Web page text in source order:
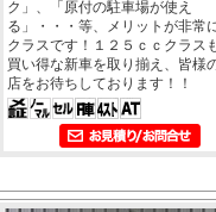
ク」、「原付の駐車場が使え
る」・・・等、メリットが非常
クラスです！１２５ｃｃクラス
買い得な新車を取り揃え、皆様
店をお待ちしております！！